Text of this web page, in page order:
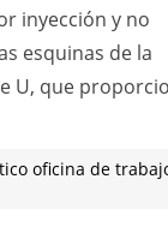
inyección y no
esquinas de la
U, que